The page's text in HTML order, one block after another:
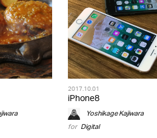
2017.10.01
iPhone8
Yoshikage Kajiwara
for Digital